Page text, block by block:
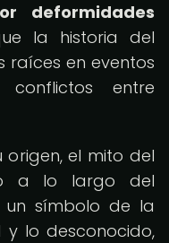
deformidades
la historia del
raíces en eventos
conflictos entre
origen, el mito del
a lo largo del
un símbolo de la
lo desconocido,